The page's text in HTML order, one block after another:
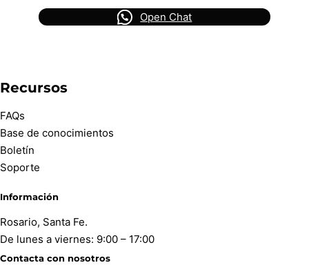
Open Chat
Recursos
FAQs
Base de conocimientos
Boletín
Soporte
Información
Rosario, Santa Fe.
De lunes a viernes: 9:00 – 17:00
Contacta con nosotros